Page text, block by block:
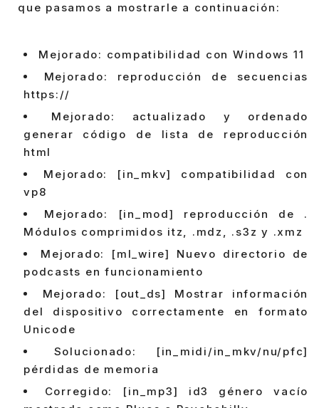
que pasamos a mostrarle a continuación:
Mejorado: compatibilidad con Windows 11
Mejorado: reproducción de secuencias
https://
Mejorado: actualizado y ordenado
generar código de lista de reproducción
html
Mejorado: [in_mkv] compatibilidad con
vp8
Mejorado: [in_mod] reproducción de .
Módulos comprimidos itz, .mdz, .s3z y .xmz
Mejorado: [ml_wire] Nuevo directorio de
podcasts en funcionamiento
Mejorado: [out_ds] Mostrar información
del dispositivo correctamente en formato
Unicode
Solucionado: [in_midi/in_mkv/nu/pfc]
pérdidas de memoria
Corregido: [in_mp3] id3 género vacío